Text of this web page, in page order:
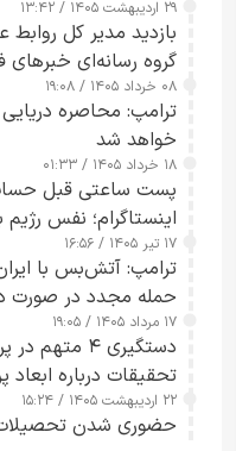
۲۹ اردیبهشت ۱۴۰۵ / ۱۳:۴۲
بازدید مدیر کل
گروه رسانه‌ای
رسانه‌های هوشمند و
۰۸ خرداد ۱۴۰۵ / ۱۹:۰۸
ترامپ: محاصره دریایی
خواهد شد
۱۸ خرداد ۱۴۰۵ / ۰۱:۳۳
پست ساعتی قبل حساب
اینستاگرام؛ نفس
۱۷ تیر ۱۴۰۵ / ۱۶:۵۶
ترامپ: آتش‌بس با
حمله مجدد در صورت
۱۷ مرداد ۱۴۰۵ / ۱۹:۰۵
دستگیری ۴
تحقیقات درباره ابعاد
۲۲ اردیبهشت ۱۴۰۵ / ۱۵:۲۴
حضوری شدن تحصیلات